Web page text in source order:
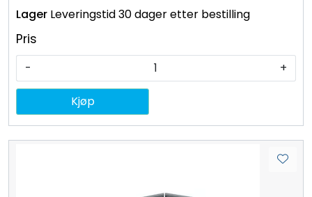
Leveringstid 30 dager etter bestilling
Pris
- +
Kjøp